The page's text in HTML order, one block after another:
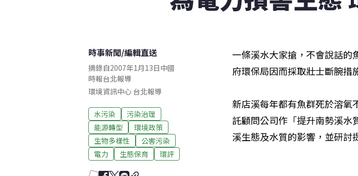
時事新聞/編輯直送
摘錄自2007年1月13日中國
時報台北報導
環境資訊中心 台北報導
水污染
污染治理
能源轉型
環境政策
生物多樣性
公害污染
電力
生態保育 環評
一條溪水大家搶，不會說話的
府環保局因而採取壯士斷腕措
新店溪每年都有魚群死於溶氧
託顧問公司作「提升南勢溪水
溪生態及水質的影響，並研討